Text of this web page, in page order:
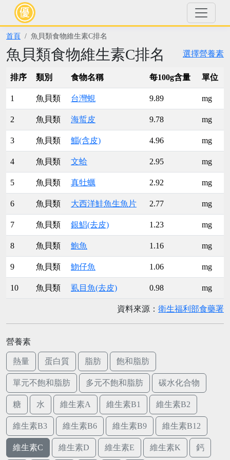
首頁 魚貝類食物維生素C排名
選擇營養素
魚貝類食物維生素C排名
排序 類別 食物名稱 每100g含量 單位
1 魚貝類 台灣蜆 9.89 mg
2 魚貝類 海蜇皮 9.78 mg
3 魚貝類 鯔(含皮) 4.96 mg
4 魚貝類 文蛤 2.95 mg
5 魚貝類 真牡蠣 2.92 mg
6 魚貝類 大西洋鮭魚生魚片 2.77 mg
7 魚貝類 銀鯧(去皮) 1.23 mg
8 魚貝類 鮑魚 1.16 mg
9 魚貝類 魩仔魚 1.06 mg
10 魚貝類 虱目魚(去皮) 0.98 mg
資料來源： 衛生福利部食藥署
營養素
熱量 蛋白質 脂肪 飽和脂肪
單元不飽和脂肪 多元不飽和脂肪 碳水化合物
糖 水 維生素A 維生素B1 維生素B2
維生素B3 維生素B6 維生素B9 維生素B12
維生素C 維生素D 維生素E 維生素K 鈣